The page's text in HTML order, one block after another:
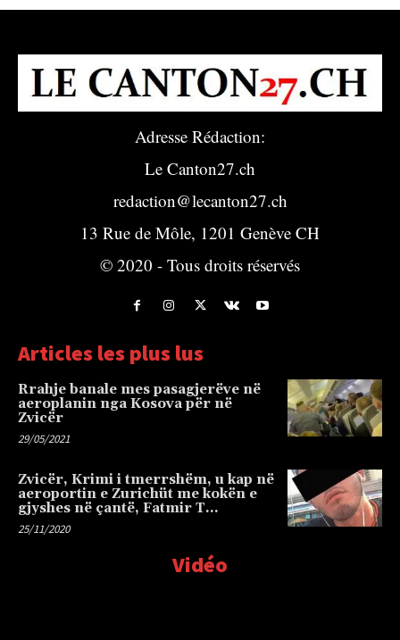
Adresse Rédaction:
Le Canton27.ch
redaction@lecanton27.ch
13 Rue de Môle, 1201 Genève CH
© 2020 - Tous droits réservés
Articles les plus lus
Rrahje banale mes pasagjerëve në
aeroplanin nga Kosova për në
Zvicër
29/05/2021
Zvicër, Krimi i tmerrshëm, u kap në
aeroportin e Zurichüt me kokën e
gjyshes në çantë, Fatmir T…
25/11/2020
Vidéo